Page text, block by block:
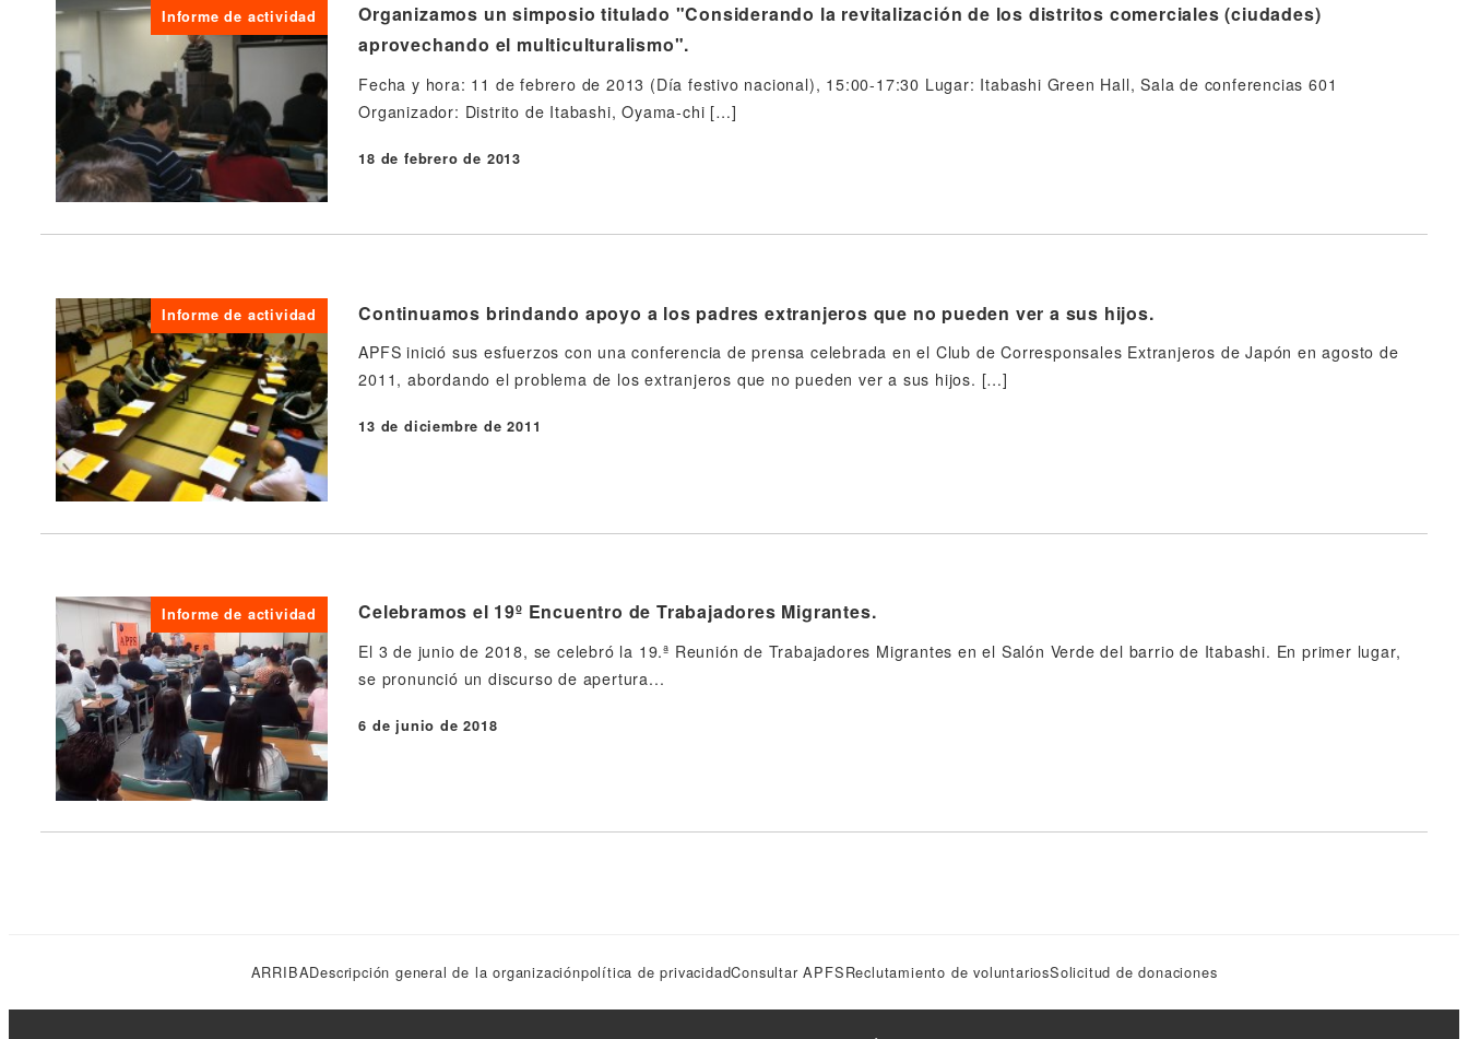
Informe de actividad
Organizamos un simposio titulado "Considerando la revitalización de los distritos comerciales (ciudades)
aprovechando el multiculturalismo".
Fecha y hora: 11 de febrero de 2013 (Día festivo nacional), 15:00-17:30 Lugar: Itabashi Green Hall, Sala de conferencias 601
Organizador: Distrito de Itabashi, Oyama-chi […]
Publicado
18 de febrero de 2013
Informe de actividad Continuamos brindando apoyo a los padres extranjeros que no pueden ver a sus hijos.
APFS inició sus esfuerzos con una conferencia de prensa celebrada en el Club de Corresponsales Extranjeros de Japón en agosto de
2011, abordando el problema de los extranjeros que no pueden ver a sus hijos. […]
Publicado
13 de diciembre de 2011
Informe de actividad Celebramos el 19º Encuentro de Trabajadores Migrantes.
El 3 de junio de 2018, se celebró la 19.ª Reunión de Trabajadores Migrantes en el Salón Verde del barrio de Itabashi. En primer lugar,
se pronunció un discurso de apertura...
Publicado
6 de junio de 2018
ARRIBADescripción general de la organizaciónpolítica de privacidadConsultar APFSReclutamiento de voluntariosSolicitud de donaciones